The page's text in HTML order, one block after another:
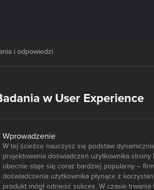
i odpowiedzi
w User Experience
Wprowadzenie
W tej ścieżce nauczysz się podstaw
projektowania doświadczeń użytkownika
obecnie staje się coraz bardziej popularny –
doświadczenia użytkownika płynące z
produkt mógł odnieść sukces. W czasie